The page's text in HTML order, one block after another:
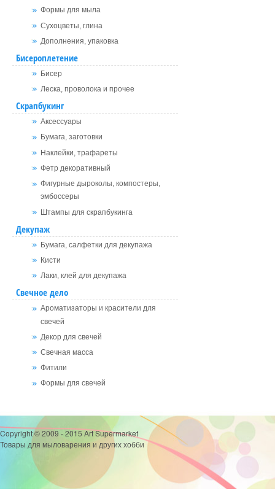
Формы для мыла
Сухоцветы, глина
Дополнения, упаковка
Бисероплетение
Бисер
Леска, проволока и прочее
Скрапбукинг
Аксессуары
Бумага, заготовки
Наклейки, трафареты
Фетр декоративный
Фигурные дыроколы, компостеры,
эмбоссеры
Штампы для скрапбукинга
Декупаж
Бумага, салфетки для декупажа
Кисти
Лаки, клей для декупажа
Свечное дело
Ароматизаторы и красители для
свечей
Декор для свечей
Свечная масса
Фитили
Формы для свечей
Copyright © 2009 - 2015 Art Supermarket
Товары для мыловарения и других хобби